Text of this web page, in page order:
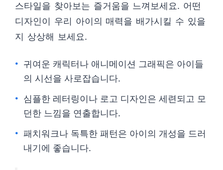
스타일을 찾아보는 즐거움을 느껴보세요. 어떤
디자인이 우리 아이의 매력을 배가시킬 수 있을
지 상상해 보세요.
귀여운 캐릭터나 애니메이션 그래픽은 아이들
의 시선을 사로잡습니다.
심플한 레터링이나 로고 디자인은 세련되고 모
던한 느낌을 연출합니다.
패치워크나 독특한 패턴은 아이의 개성을 드러
내기에 좋습니다.